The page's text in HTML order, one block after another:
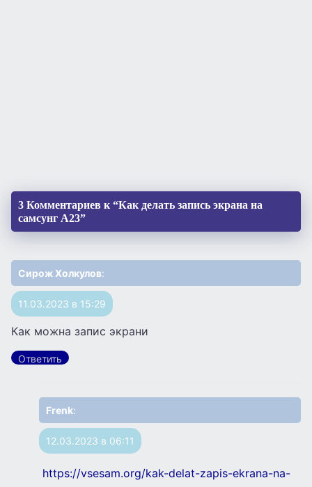
3 Комментариев к “Как делать запись экрана на
самсунг А23”
Сирож Холкулов:
11.03.2023 в 15:29
Как можна запис экрани
Ответить
Frenk:
12.03.2023 в 06:11
https://vsesam.org/kak-delat-zapis-ekrana-na-